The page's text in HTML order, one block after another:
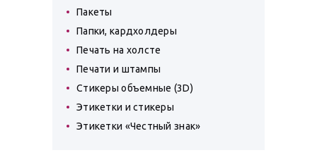
Пакеты
Папки, кардхолдеры
Печать на холсте
Печати и штампы
Стикеры объемные (3D)
Этикетки и стикеры
Этикетки «Честный знак»